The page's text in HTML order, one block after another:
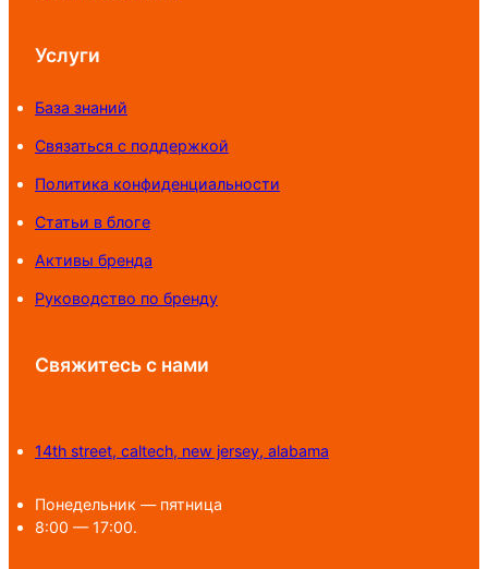
Услуги
База знаний
Связаться с поддержкой
Политика конфиденциальности
Статьи в блоге
Активы бренда
Руководство по бренду
Свяжитесь с нами
14th street, caltech, new jersey, alabama
Понедельник — пятница
8:00 — 17:00.